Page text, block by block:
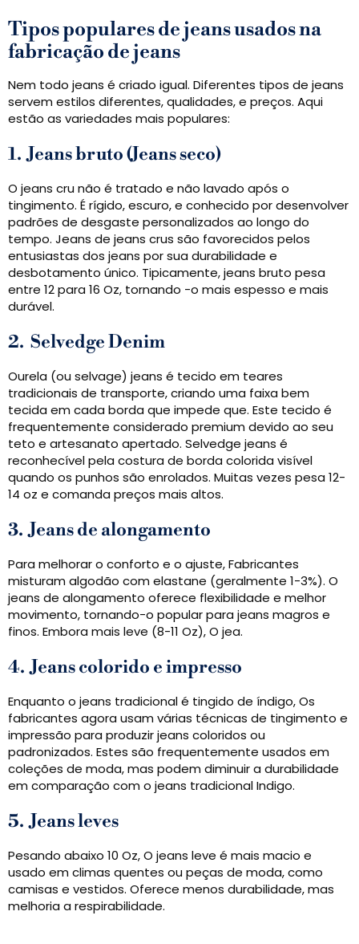
Tipos populares de jeans usados ​​na
fabricação de jeans
Nem todo jeans é criado igual. Diferentes tipos de jeans
servem estilos diferentes, qualidades, e preços. Aqui
estão as variedades mais populares:
1.Jeans bruto (Jeans seco)
O jeans cru não é tratado e não lavado após o
tingimento. É rígido, escuro, e conhecido por desenvolver
padrões de desgaste personalizados ao longo do
tempo. Jeans de jeans crus são favorecidos pelos
entusiastas dos jeans por sua durabilidade e
desbotamento único. Tipicamente, jeans bruto pesa
entre 12 para 16 Oz, tornando -o mais espesso e mais
durável.
2. Selvedge Denim
Ourela (ou selvage) jeans é tecido em teares
tradicionais de transporte, criando uma faixa bem
tecida em cada borda que impede que. Este tecido é
frequentemente considerado premium devido ao seu
teto e artesanato apertado. Selvedge jeans é
reconhecível pela costura de borda colorida visível
quando os punhos são enrolados. Muitas vezes pesa 12-
14 oz e comanda preços mais altos.
3.Jeans de alongamento
Para melhorar o conforto e o ajuste, Fabricantes
misturam algodão com elastane (geralmente 1-3%). O
jeans de alongamento oferece flexibilidade e melhor
movimento, tornando-o popular para jeans magros e
finos. Embora mais leve (8-11 Oz), O jea.
4.Jeans colorido e impresso
Enquanto o jeans tradicional é tingido de índigo, Os
fabricantes agora usam várias técnicas de tingimento e
impressão para produzir jeans coloridos ou
padronizados. Estes são frequentemente usados ​​em
coleções de moda, mas podem diminuir a durabilidade
em comparação com o jeans tradicional Indigo.
5.Jeans leves
Pesando abaixo 10 Oz, O jeans leve é ​​mais macio e
usado em climas quentes ou peças de moda, como
camisas e vestidos. Oferece menos durabilidade, mas
melhoria a respirabilidade.